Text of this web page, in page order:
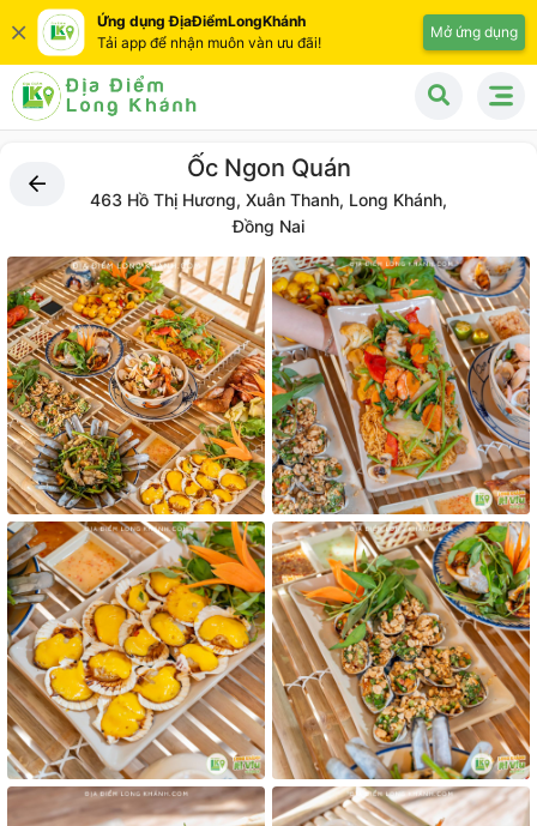
Ứng dụng ĐịaĐiểmLongKhánh
Tải app để nhận muôn vàn ưu đãi!
Mở ứng dụng
Ốc Ngon Quán
463 Hồ Thị Hương, Xuân Thanh, Long Khánh,
Đồng Nai